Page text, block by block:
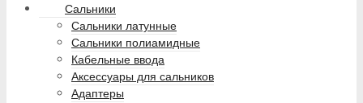
Сальники
Сальники латунные
Сальники полиамидные
Кабельные ввода
Аксессуары для сальников
Адаптеры